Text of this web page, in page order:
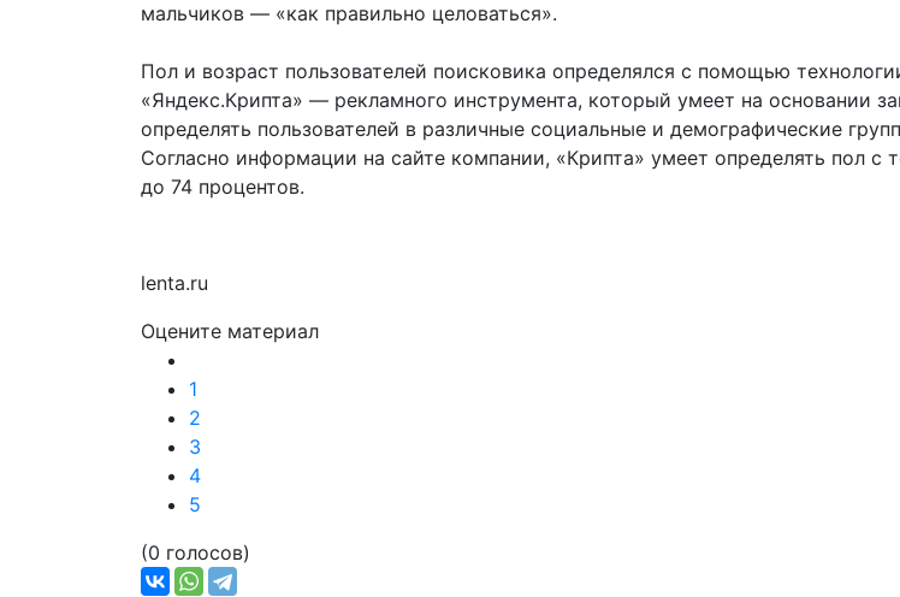
мальчиков — «как правильно целоваться».
Пол и возраст пользователей поисковика определялся с помощью
«Яндекс.Крипта» — рекламного инструмента, который умеет на основании
определять пользователей в различные социальные и демографические
Согласно информации на сайте компании, «Крипта» умеет определять пол с
до 74 процентов.
lenta.ru
Оцените материал
1
2
3
4
5
(0 голосов)